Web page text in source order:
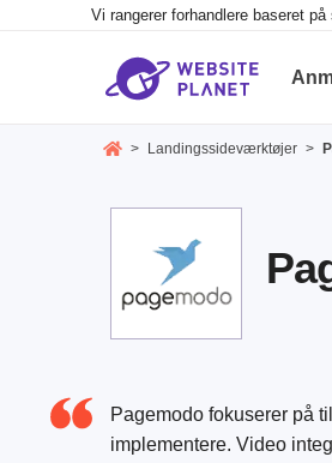
Vi rangerer forhandlere baseret
> Landingssideværktøjer >
Pagemodo fokuserer på
implementere. Video